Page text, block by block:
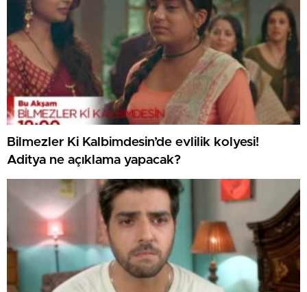
Bilmezler Ki Kalbimdesin’de evlilik kolyesi!
Aditya ne açıklama yapacak?